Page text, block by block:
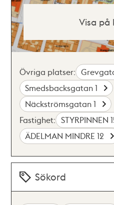
Visa på
Övriga platser:
Smedsbacksgatan 1
Näckströmsgatan 1
Fastighet: STYRPINNEN
ÄDELMAN MINDRE 12
Sökord